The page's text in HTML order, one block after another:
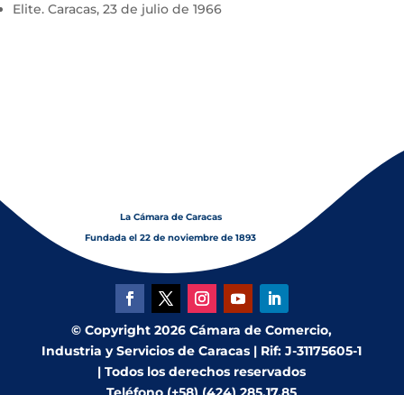
Elite. Caracas, 23 de julio de 1966
La Cámara de Caracas
Fundada el 22 de noviembre de 1893
© Copyright 2026 Cámara de Comercio,
Industria y Servicios de Caracas | Rif: J-31175605-1
| Todos los derechos reservados